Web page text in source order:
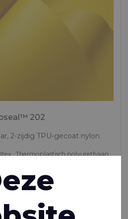
202
2-zijdig TPU-gecoat nylon
, Thermoplastisch polyurethaan
voorraad